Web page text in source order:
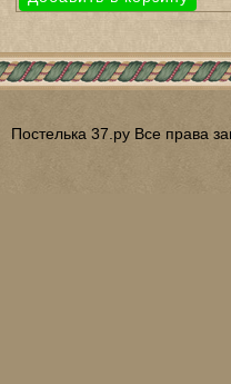
Постелька 37.ру Все права